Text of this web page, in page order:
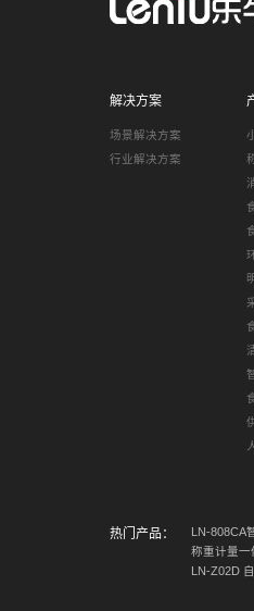
解决方案
场景解决方案
行业解决方案
热门产品： LN-808CA
称重计量一
LN-Z02D